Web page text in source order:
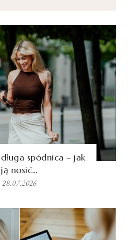
spódnica – jak
ją nosić…
28.07.2026